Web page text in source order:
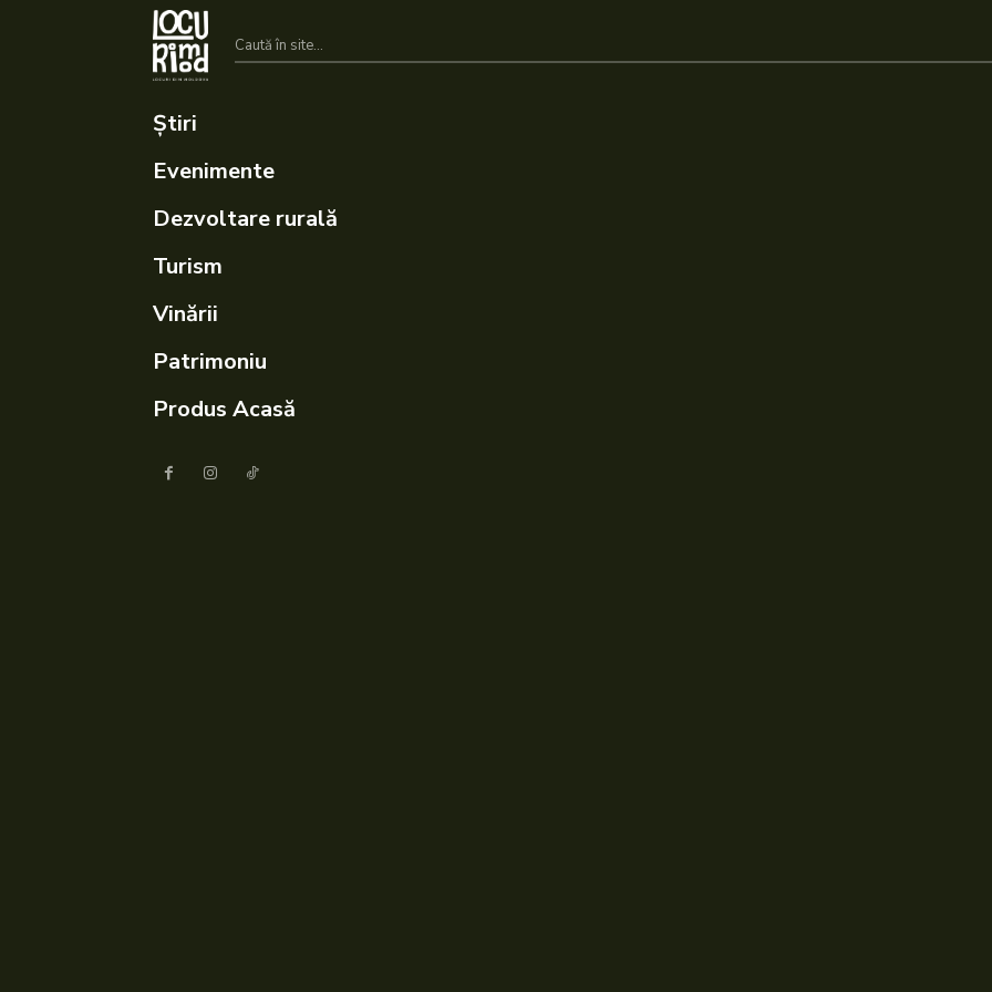
Caută în site...
Știri
Evenimente
Dezvoltare rurală
Turism
Vinării
Patrimoniu
Produs Acasă